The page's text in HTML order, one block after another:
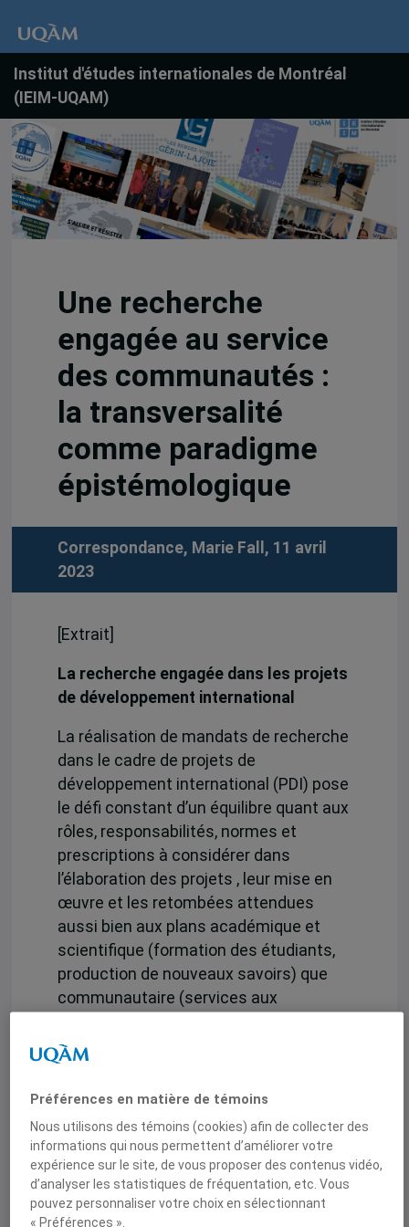
Institut d'études internationales de Montréal
(IEIM-UQAM)
Une recherche
engagée au service
des communautés :
la transversalité
comme paradigme
épistémologique
Correspondance, Marie Fall, 11 avril
2023
[Extrait]
La recherche engagée dans les projets
de développement international
La réalisation de mandats de recherche
dans le cadre de projets de
développement international (PDI) pose
le défi constant d’un équilibre quant aux
rôles, responsabilités, normes et
prescriptions à considérer dans
l’élaboration des projets , leur mise en
œuvre et les retombées attendues
aussi bien aux plans académique et
scientifique (formation des étudiants,
production de nouveaux savoirs) que
communautaire (services aux
conditions de vie, contribution au
mieux-être). Les perspectives
théoriques, les concepts et les
méthodes utilisés doivent être adaptés
aux réalités, aux temporalités et aux
échelles des territoires et des
communautés bénéficiaires des PDI.
Préférences en matière de témoins
Nous utilisons des témoins (cookies) afin de collecter des
informations qui nous permettent d’améliorer votre
expérience sur le site, de vous proposer des contenus vidéo,
d’analyser les statistiques de fréquentation, etc. Vous
pouvez personnaliser votre choix en sélectionnant
« Préférences ».